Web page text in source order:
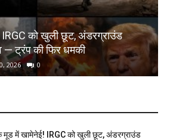
को खुली छूट, अंडरग्राउंड
— ट्रंप की फिर धमकी
2026 0
में खामेनेई! IRGC को खुली छूट, अंडरग्राउंड